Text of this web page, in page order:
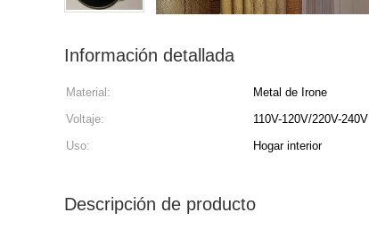
Información detallada
Material: Metal de Irone
Voltaje:
110V-120V/220V-240V
Uso:
Hogar interior
Descripción de producto